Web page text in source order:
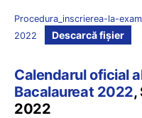
Procedura_inscrierea-la-
2022
Descarcă fișier
Calendarul oficial
Bacalaureat 2022,
2022